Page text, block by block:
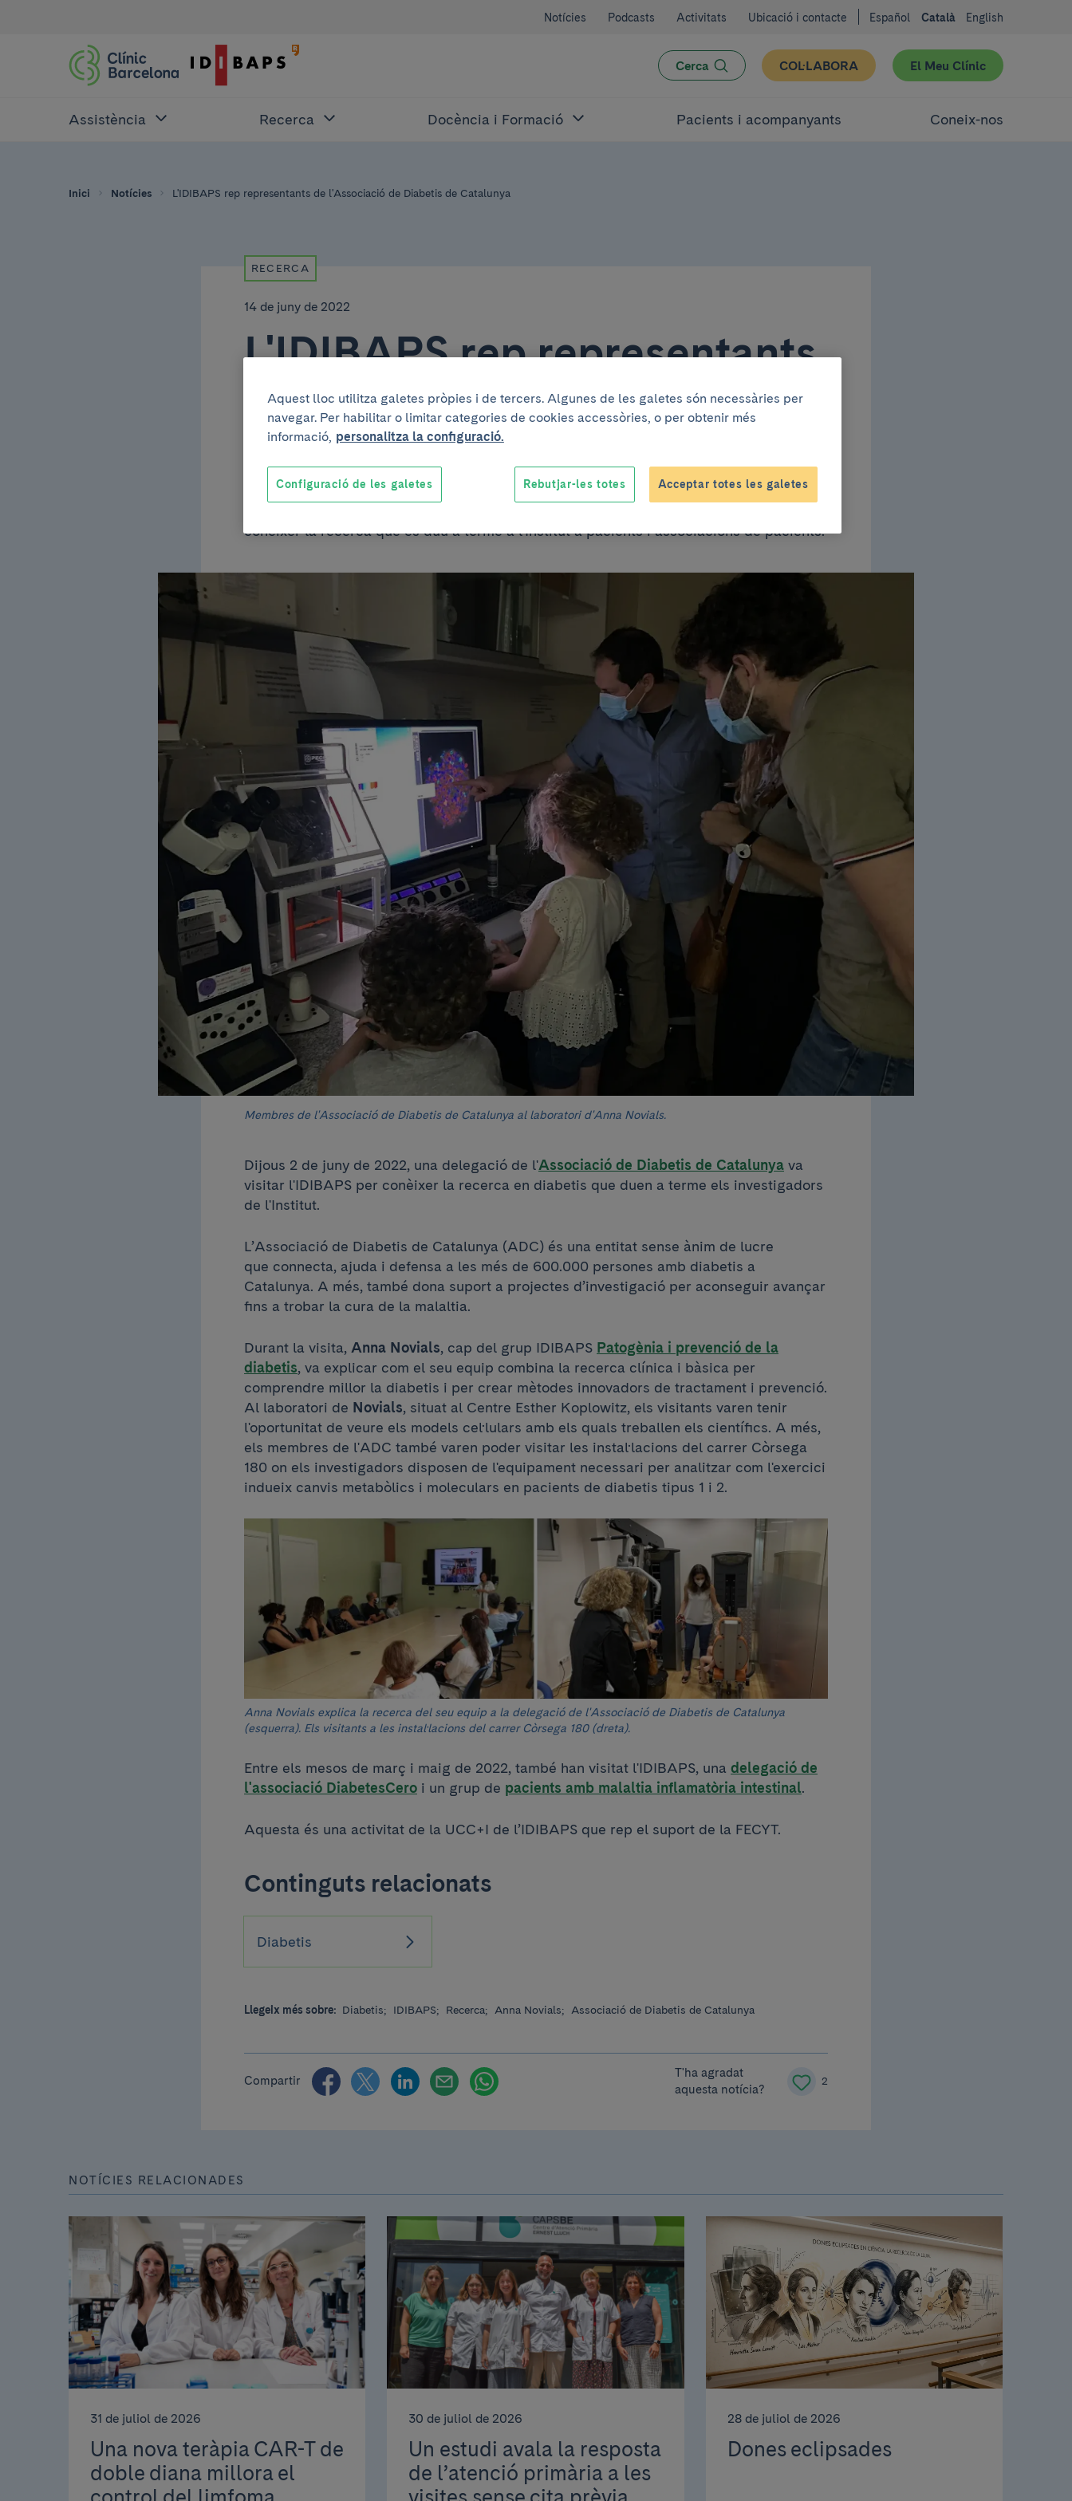
Notícies Podcasts Activitats Ubicació i contacte Español Català English
Cerca COL·LABORA El Meu Clínic
Assistència Recerca Docència i Formació Pacients i acompanyants Coneix-nos
Inici Notícies L'IDIBAPS rep representants de l'Associació de Diabetis de Catalunya
RECERCA
14 de juny de 2022
L'IDIBAPS rep representants
de l'Associació de Diabetis
de Catalunya
conèixer la recerca que es duu a terme a l'Institut a pacients i associacions de pacients.
Membres de l'Associació de Diabetis de Catalunya al laboratori d'Anna Novials.
Dijous 2 de juny de 2022, una delegació de l'Associació de Diabetis de Catalunya va
visitar l'IDIBAPS per conèixer la recerca en diabetis que duen a terme els investigadors
de l'Institut.
L’Associació de Diabetis de Catalunya (ADC) és una entitat sense ànim de lucre
que connecta, ajuda i defensa a les més de 600.000 persones amb diabetis a
Catalunya. A més, també dona suport a projectes d’investigació per aconseguir avançar
fins a trobar la cura de la malaltia.
Durant la visita, Anna Novials, cap del grup IDIBAPS Patogènia i prevenció de la
diabetis, va explicar com el seu equip combina la recerca clínica i bàsica per
comprendre millor la diabetis i per crear mètodes innovadors de tractament i prevenció.
Al laboratori de Novials, situat al Centre Esther Koplowitz, els visitants varen tenir
l'oportunitat de veure els models cel·lulars amb els quals treballen els científics. A més,
els membres de l'ADC també varen poder visitar les instal·lacions del carrer Còrsega
180 on els investigadors disposen de l'equipament necessari per analitzar com l'exercici
indueix canvis metabòlics i moleculars en pacients de diabetis tipus 1 i 2.
Anna Novials explica la recerca del seu equip a la delegació de l'Associació de Diabetis de Catalunya
(esquerra). Els visitants a les instal·lacions del carrer Còrsega 180 (dreta).
Entre els mesos de març i maig de 2022, també han visitat l'IDIBAPS, una delegació de
l'associació DiabetesCero i un grup de pacients amb malaltia inflamatòria intestinal.
Aquesta és una activitat de la UCC+I de l’IDIBAPS que rep el suport de la FECYT.
Continguts relacionats
Diabetis
Llegeix més sobre: Diabetis; IDIBAPS; Recerca; Anna Novials; Associació de Diabetis de Catalunya
Compartir
T'ha agradat
aquesta notícia?
2
NOTÍCIES RELACIONADES
31 de juliol de 2026
Una nova teràpia CAR-T de
doble diana millora el
30 de juliol de 2026
Un estudi avala la resposta
de l’atenció primària a les
28 de juliol de 2026
Dones eclipsades
Aquest lloc utilitza galetes pròpies i de tercers. Algunes de les galetes són necessàries per
navegar. Per habilitar o limitar categories de cookies accessòries, o per obtenir més
informació, personalitza la configuració.
Rebutjar-les totes Acceptar totes les galetes
Configuració de les galetes